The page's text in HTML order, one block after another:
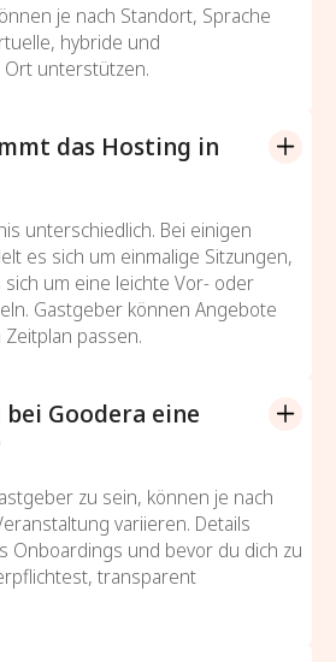
je nach Standort, Sprache
hybride und
Ort unterstützen.
das Hosting in
unterschiedlich. Bei einigen
es sich um einmalige Sitzungen,
um eine leichte Vor- oder
Gastgeber können Angebote
passen.
Goodera eine
zu sein, können je nach
variieren. Details
Onboardings und bevor du dich zu
transparent